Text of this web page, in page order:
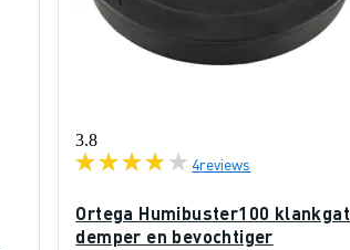
3.8
4reviews
Ortega Humibuster100 klankgat
demper en bevochtiger